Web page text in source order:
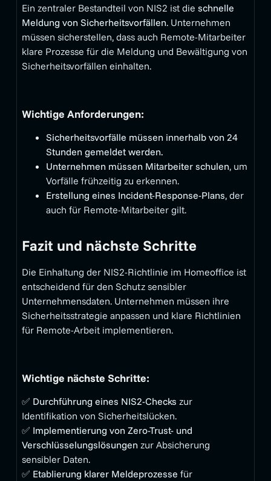
Ein zentraler Bestandteil von NIS2 ist die schnelle
Meldung von Sicherheitsvorfällen. Unternehmen
müssen sicherstellen, dass auch Remote-Mitarbeiter
klare Prozesse für die Meldung und Bewältigung von
Sicherheitsvorfällen einhalten.
Wichtige Anforderungen:
Sicherheitsvorfälle müssen innerhalb von 24
Stunden gemeldet werden.
Unternehmen müssen Mitarbeiter schulen, um
Vorfälle frühzeitig zu erkennen.
Erstellung eines Incident-Response-Plans, der
auch für Remote-Mitarbeiter gilt.
Fazit und nächste Schritte
Die Einhaltung der NIS2-Richtlinie im Homeoffice ist
entscheidend für den Schutz sensibler
Unternehmensdaten. Unternehmen müssen ihre
Sicherheitsstrategie anpassen und klare Richtlinien
für Remote-Arbeit implementieren.
Wichtige nächste Schritte:
✅ Durchführung eines NIS2-Checks zur
Identifikation von Sicherheitslücken.
✅ Implementierung von Zero-Trust- und
Verschlüsselungslösungen zur Absicherung
sensibler Daten.
✅ Etablierung klarer Meldeprozesse für